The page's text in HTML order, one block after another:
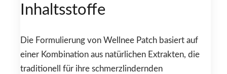
Inhaltsstoffe
Die Formulierung von Wellnee Patch basiert auf
einer Kombination aus natürlichen Extrakten, die
traditionell für ihre schmerzlindernden